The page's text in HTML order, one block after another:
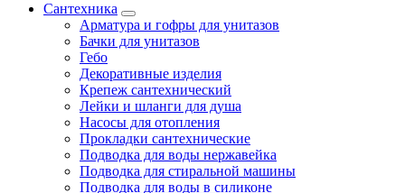
Сантехника
Арматура и гофры для унитазов
Бачки для унитазов
Гебо
Декоративные изделия
Крепеж сантехнический
Лейки и шланги для душа
Насосы для отопления
Прокладки сантехнические
Подводка для воды нержавейка
Подводка для стиральной машины
Подводка для воды в силиконе